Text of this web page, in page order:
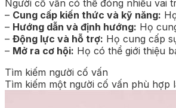
Người cố vấn có thể đóng nhiều vai
– Cung cấp kiến thức và kỹ năng:
– Hướng dẫn và định hướng: Họ
– Động lực và hỗ trợ: Họ cung cấp
– Mở ra cơ hội: Họ có thể giới thiệu
Tìm kiếm người cố vấn
Tìm kiếm một người cố vấn phù hợp